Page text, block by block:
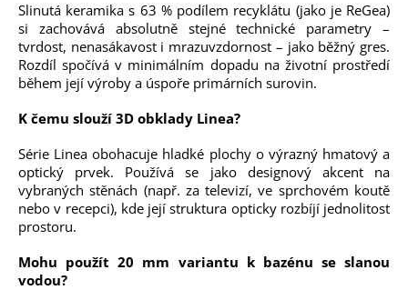
Slinutá keramika s 63 % podílem recyklátu (jako je ReGea)
si zachovává absolutně stejné technické parametry –
tvrdost, nenasákavost i mrazuvzdornost – jako běžný gres.
Rozdíl spočívá v minimálním dopadu na životní prostředí
během její výroby a úspoře primárních surovin.
K čemu slouží 3D obklady Linea?
Série Linea obohacuje hladké plochy o výrazný hmatový a
optický prvek. Používá se jako designový akcent na
vybraných stěnách (např. za televizí, ve sprchovém koutě
nebo v recepci), kde její struktura opticky rozbíjí jednolitost
prostoru.
Mohu použít 20 mm variantu k bazénu se slanou
vodou?